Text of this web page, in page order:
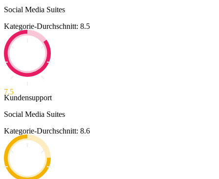
Social Media Suites
Kategorie-Durchschnitt: 8.5
7.5
Kundensupport
Social Media Suites
Kategorie-Durchschnitt: 8.6